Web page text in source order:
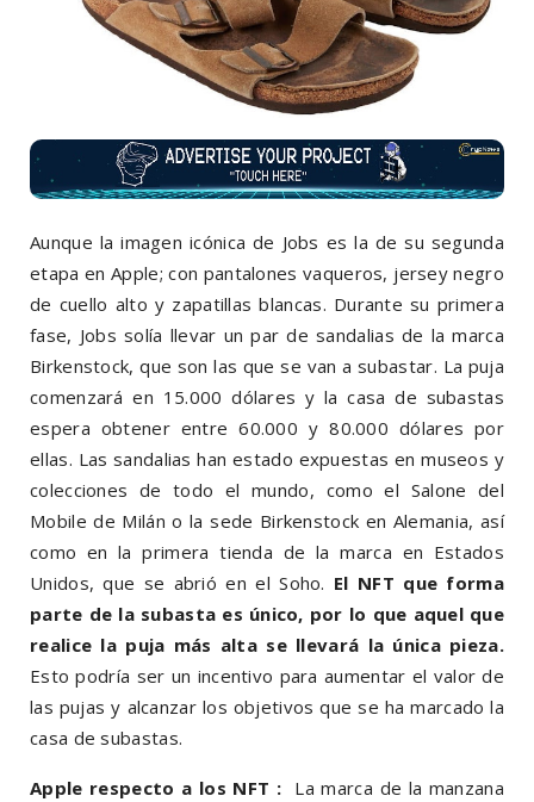
Aunque la imagen icónica de Jobs es la de su segunda
etapa en Apple; con pantalones vaqueros, jersey negro
de cuello alto y zapatillas blancas. Durante su primera
fase, Jobs solía llevar un par de sandalias de la marca
Birkenstock, que son las que se van a subastar. La puja
comenzará en 15.000 dólares y la casa de subastas
espera obtener entre 60.000 y 80.000 dólares por
ellas. Las sandalias han estado expuestas en museos y
colecciones de todo el mundo, como el Salone del
Mobile de Milán o la sede Birkenstock en Alemania, así
como en la primera tienda de la marca en Estados
Unidos, que se abrió en el Soho. El NFT que forma
parte de la subasta es único, por lo que aquel que
realice la puja más alta se llevará la única pieza.
Esto podría ser un incentivo para aumentar el valor de
las pujas y alcanzar los objetivos que se ha marcado la
casa de subastas.
Apple respecto a los NFT : La marca de la manzana